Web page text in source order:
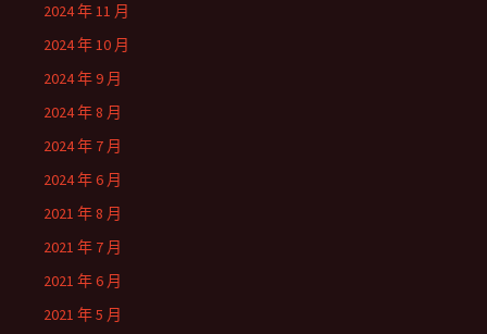
2024 年 11 月
2024 年 10 月
2024 年 9 月
2024 年 8 月
2024 年 7 月
2024 年 6 月
2021 年 8 月
2021 年 7 月
2021 年 6 月
2021 年 5 月